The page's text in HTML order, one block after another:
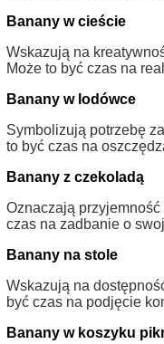
Banany w cieście
Wskazują na
Może to być czas na
Banany w lodówce
Symbolizują potrzebę
to być czas na
Banany z czekoladą
Oznaczają
czas na zadbanie o
Banany na stole
Wskazują na
być czas na podjęcie
Banany w koszyku